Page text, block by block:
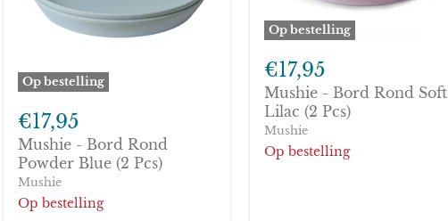
Op bestelling
-
Bord
Rond
Powder
Blue
(2
Pcs)
€17,95
Mushie - Bord Rond
Powder Blue (2 Pcs)
Mushie
Op bestelling
Op bestelling
-
Bord
Rond
Soft
Lilac
(2
Pcs)
€17,95
Mushie - Bord Rond Soft
Lilac (2 Pcs)
Mushie
Op bestelling